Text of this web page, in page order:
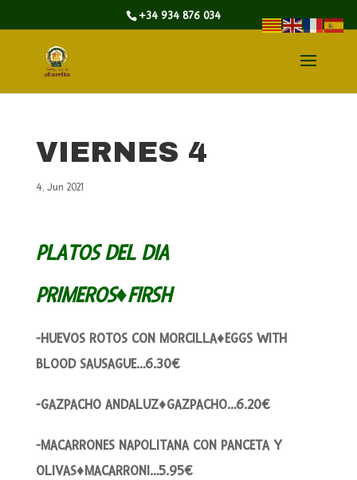
+34 934 876 034
VIERNES 4
4, Jun 2021
PLATOS DEL DIA
PRIMEROS♦FIRSH
-HUEVOS ROTOS CON MORCILLA♦EGGS WITH
BLOOD SAUSAGUE…6.30€
-GAZPACHO ANDALUZ♦GAZPACHO…6.20€
-MACARRONES NAPOLITANA CON PANCETA Y
OLIVAS♦MACARRONI…5.95€